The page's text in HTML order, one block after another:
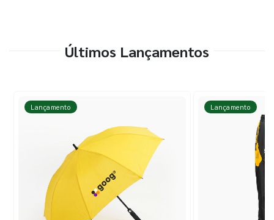
Últimos Lançamentos
Lançamento Lançamento